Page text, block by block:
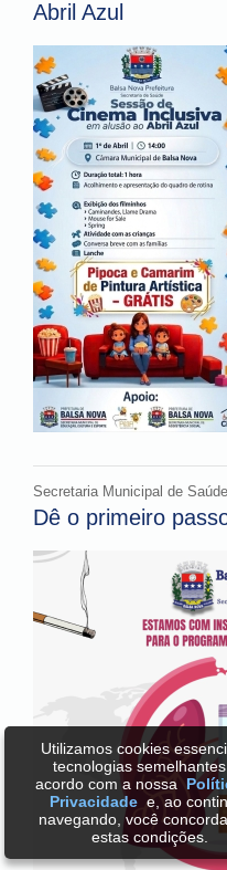
Abril Azul
Secretaria Municipal de Saúde
Dê o primeiro
Utilizamos cookies
tecnologias
acordo com a nossa
Privacidadee, ao
navegando, você
estas condições.